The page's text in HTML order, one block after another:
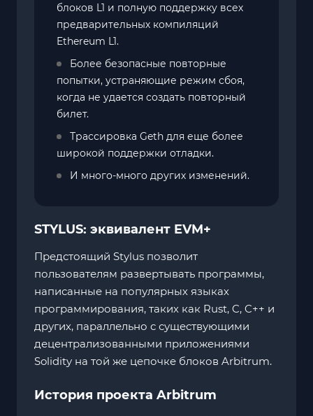
блоков L1 и полную поддержку всех
предварительных компиляций
Ethereum L1.
Более безопасные повторные
попытки, устраняющие режим сбоя,
когда не удается создать повторный
билет.
Трассировка Geth для еще более
широкой поддержки отладки.
И много-много других изменений.
STYLUS: эквивалент EVM+
Предстоящий Stylus позволит
пользователям развертывать программы,
написанные на популярных языках
программирования, таких как Rust, C, C++ и
других, параллельно с существующими
децентрализованными приложениями
Solidity на той же цепочке блоков Arbitrum.
История проекта Arbitrum